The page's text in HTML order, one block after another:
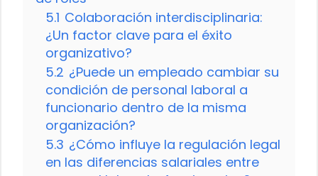
5.1 Colaboración interdisciplinaria:
¿Un factor clave para el éxito
organizativo?
5.2 ¿Puede un empleado cambiar su
condición de personal laboral a
funcionario dentro de la misma
organización?
5.3 ¿Cómo influye la regulación legal
en las diferencias salariales entre